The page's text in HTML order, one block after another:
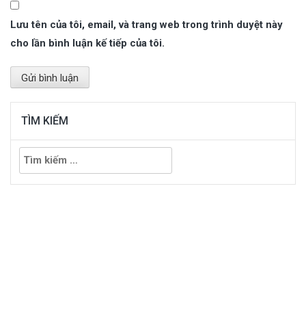
Lưu tên của tôi, email, và trang web trong trình duyệt này
cho lần bình luận kế tiếp của tôi.
TÌM KIẾM
Tìm
kiếm
cho: